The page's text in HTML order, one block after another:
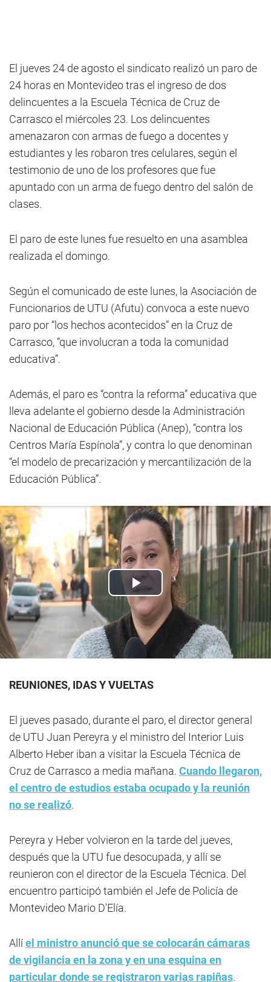
El jueves 24 de agosto el sindicato realizó un paro de
24 horas en Montevideo tras el ingreso de dos
delincuentes a la Escuela Técnica de Cruz de
Carrasco el miércoles 23. Los delincuentes
amenazaron con armas de fuego a docentes y
estudiantes y les robaron tres celulares, según el
testimonio de uno de los profesores que fue
apuntado con un arma de fuego dentro del salón de
clases.
El paro de este lunes fue resuelto en una asamblea
realizada el domingo.
Según el comunicado de este lunes, la Asociación de
Funcionarios de UTU (Afutu) convoca a este nuevo
paro por “los hechos acontecidos” en la Cruz de
Carrasco, “que involucran a toda la comunidad
educativa”.
Además, el paro es “contra la reforma” educativa que
lleva adelante el gobierno desde la Administración
Nacional de Educación Pública (Anep), “contra los
Centros María Espínola”, y contra lo que denominan
“el modelo de precarización y mercantilización de la
Educación Pública”.
REUNIONES, IDAS Y VUELTAS
El jueves pasado, durante el paro, el director general
de UTU Juan Pereyra y el ministro del Interior Luis
Alberto Heber iban a visitar la Escuela Técnica de
Cruz de Carrasco a media mañana. Cuando llegaron,
el centro de estudios estaba ocupado y la reunión
no se realizó.
Pereyra y Heber volvieron en la tarde del jueves,
después que la UTU fue desocupada, y allí se
reunieron con el director de la Escuela Técnica. Del
encuentro participó también el Jefe de Policía de
Montevideo Mario D'Elía.
Allíel ministro anunció que se colocarán cámaras
de vigilancia en la zona y en una esquina en
particular donde se registraron varias rapiñas.